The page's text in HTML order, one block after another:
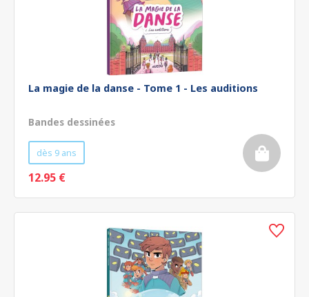
La magie de la danse - Tome 1 - Les auditions
Bandes dessinées
dès 9 ans
12.95 €